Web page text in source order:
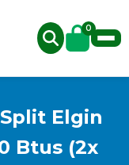
0
Elgin
Btus (2x